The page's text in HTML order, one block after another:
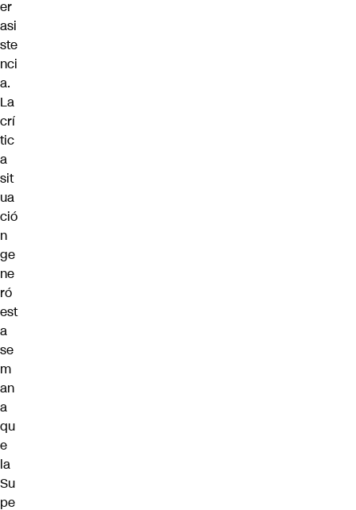
er
asi
ste
nci
a.
La
crí
tic
a
sit
ua
ció
n
ge
ne
ró
est
a
se
m
an
a
qu
e
la
Su
pe